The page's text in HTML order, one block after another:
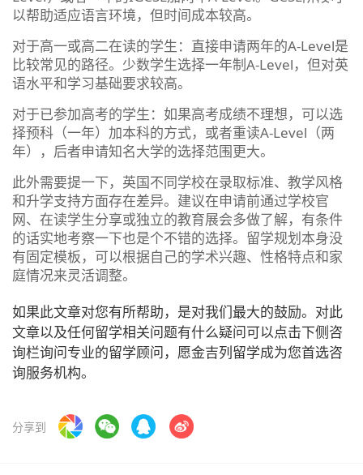
以帮助适应语言环境，但时间成本较高。
对于高一或高二在读的学生：直接申请两年的A-Level是
比较常见的路径。少数学生选择一年制A-Level，但对英
语水平和学习基础要求较高。
对于已参加高考的学生：如果高考成绩不理想，可以选
择预科（一年）加本科的方式，或者重读A-Level（两
年），后者申请知名大学的选择范围更大。
此外需要提一下，英国不同学校在录取标准、教学风格
和升学支持方面存在差异。建议在申请前通过学校官
网、在读学生分享或独立的教育展会多做了解，有条件
的话实地考察一下也是个不错的选择。留学规划本身没
有固定模板，可以根据自己的学术兴趣、性格特点和家
庭情况来灵活调整。
如果此文章对您有所帮助，是对我们最大的鼓励。对此
文章以及任何留学相关问题有什么疑问可以点击下侧咨
询栏询问专业的留学顾问，愿金吉列留学成为您首选咨
询服务机构。
分享到